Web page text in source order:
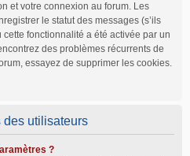
et votre connexion au forum. Les
le statut des messages (s’ils
fonctionnalité a été activée par un
des problèmes récurrents de
essayez de supprimer les cookies.
des utilisateurs
?